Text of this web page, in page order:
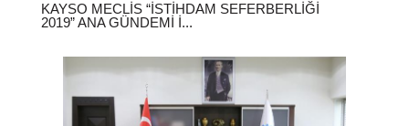
KAYSO MECLIS “İSTIHDAM SEFERBERLIĞI
2019” ANA GÜNDEMI İ...